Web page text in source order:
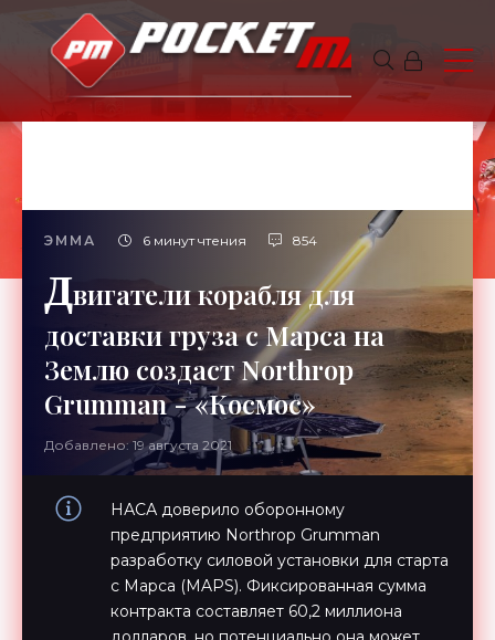
ЭММА 6 минут чтения 854
Двигатели корабля для
доставки груза с Марса на
Землю создаст Northrop
Grumman - «Космос»
Добавлено: 19 августа 2021
НАСА доверило оборонному
предприятию Northrop Grumman
разработку силовой установки для старта
с Марса (MAPS). Фиксированная сумма
контракта составляет 60,2 миллиона